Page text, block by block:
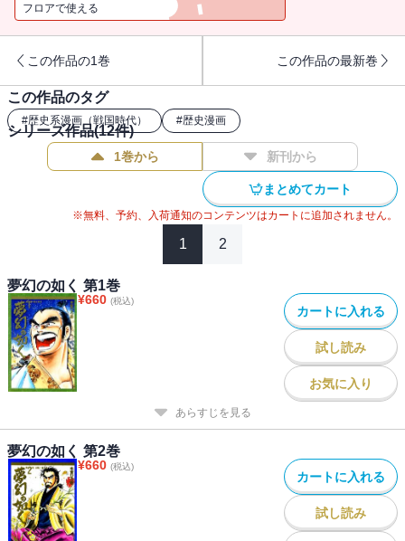
フロアで使える
この作品の1巻 この作品の最新巻
この作品のタグ
#歴史系漫画（戦国時代） #歴史漫画
シリーズ作品(12件)
1巻から 新刊から
まとめてカート
※無料、予約、入荷通知のコンテンツはカートに追加されません。
1 2
夢幻の如く 第1巻
¥660 (税込)
カートに入れる
試し読み
お気に入り
あらすじを見る
夢幻の如く 第2巻
¥660 (税込)
カートに入れる
試し読み